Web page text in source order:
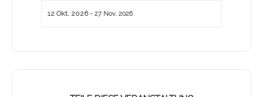
12 Okt. 2026- 27 Nov. 2026